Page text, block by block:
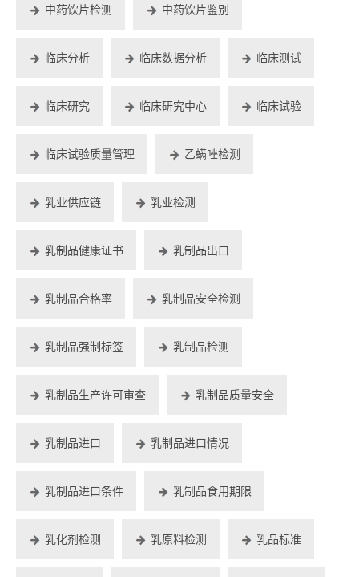
中药饮片检测 中药饮片鉴别
临床分析 临床数据分析 临床测试
临床研究 临床研究中心 临床试验
临床试验质量管理 乙螨唑检测
乳业供应链 乳业检测
乳制品健康证书 乳制品出口
乳制品合格率 乳制品安全检测
乳制品强制标签 乳制品检测
乳制品生产许可审查 乳制品质量安全
乳制品进口 乳制品进口情况
乳制品进口条件 乳制品食用期限
乳化剂检测 乳原料检测 乳品标准